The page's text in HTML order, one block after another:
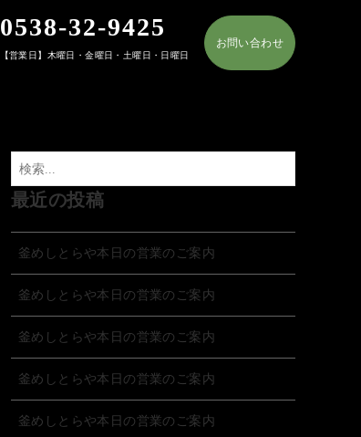
0538-32-9425
【営業日】木曜日・金曜日・土曜日・日曜日
お問い合わせ
最近の投稿
釜めしとらや本日の営業のご案内
釜めしとらや本日の営業のご案内
釜めしとらや本日の営業のご案内
釜めしとらや本日の営業のご案内
釜めしとらや本日の営業のご案内